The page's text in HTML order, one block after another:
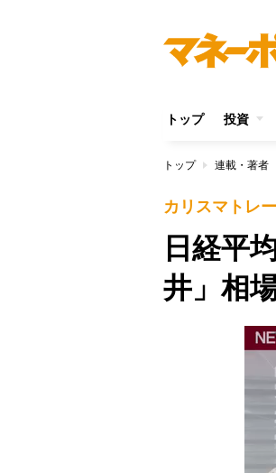
トップ 投資
トップ 連載・著者
カリスマトレ
日経平
井」相